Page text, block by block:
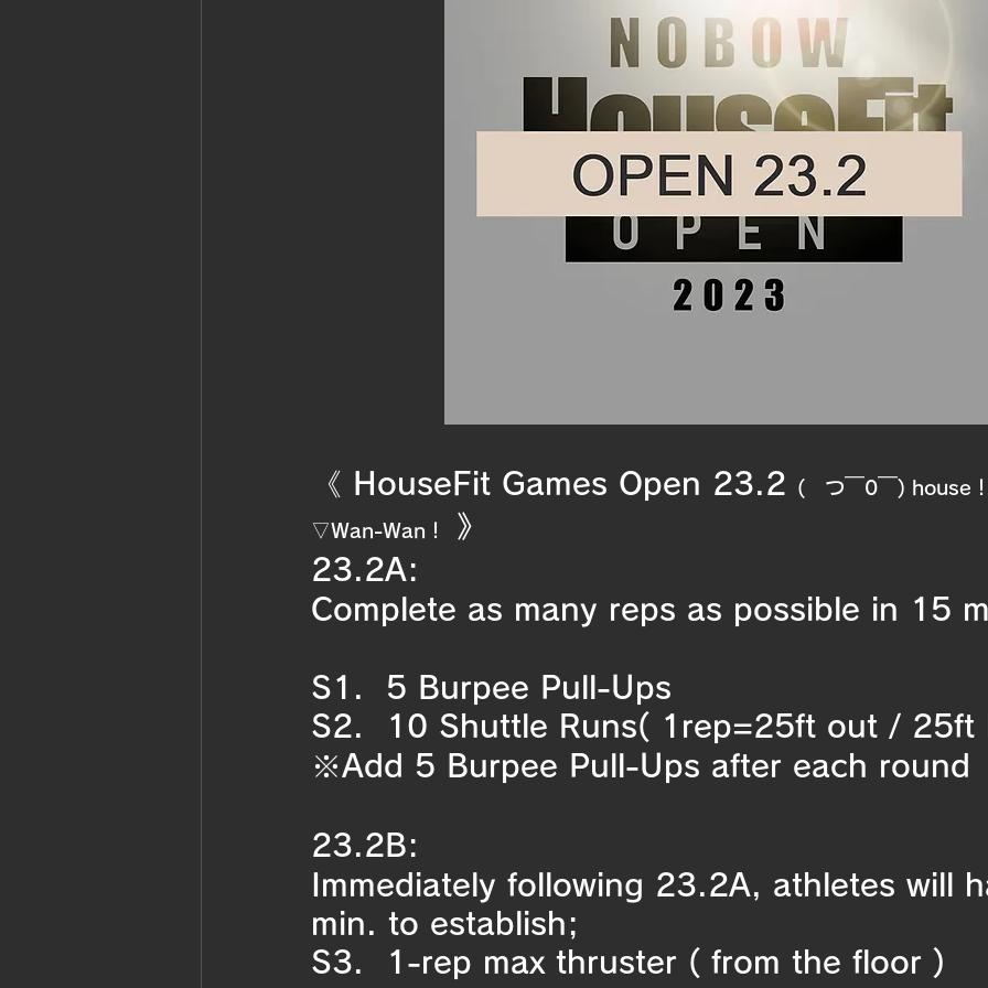
《 HouseFit Games Open 23.2 (　つ￣0￣) house
▽Wan-Wan！
》
23.2A:
Complete as many reps as possible in 15
S1.  5 Burpee Pull-Ups
S2.  10 Shuttle Runs( 1rep=25ft out / 25ft
※Add 5 Burpee Pull-Ups after each round
23.2B:
Immediately following 23.2A, athletes will
min. to establish;
S3.  1-rep max thruster ( from the floor )